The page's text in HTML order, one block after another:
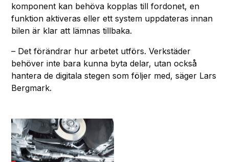
komponent kan behöva kopplas till fordonet, en
funktion aktiveras eller ett system uppdateras innan
bilen är klar att lämnas tillbaka.
– Det förändrar hur arbetet utförs. Verkstäder
behöver inte bara kunna byta delar, utan också
hantera de digitala stegen som följer med, säger Lars
Bergmark.